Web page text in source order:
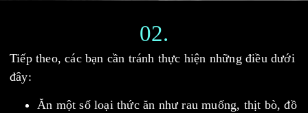
02.
Tiếp theo, các bạn cần tránh thực hiện những điều dưới
đây:
Ăn một số loại thức ăn như rau muống, thịt bò, đồ